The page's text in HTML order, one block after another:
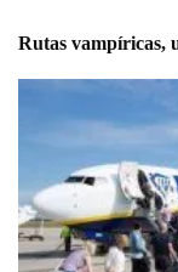
Rutas vampíricas,